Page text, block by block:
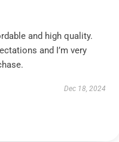
and high quality.
and I’m very
Dec 18, 2024